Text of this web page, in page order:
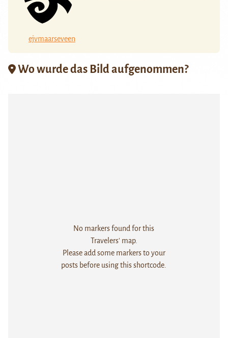
ejvmaarseveen
Wo wurde das Bild aufgenommen?
No markers found for this
Travelers' map.
Please add some markers to your
posts before using this shortcode.